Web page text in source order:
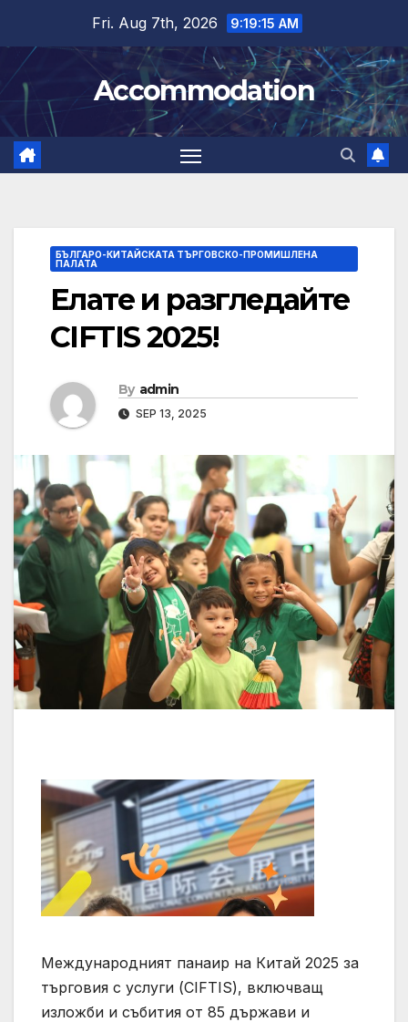
content
Fri. Aug 7th, 2026 9:19:16 AM
Accommodation
БЪЛГАРО-КИТАЙСКАТА ТЪРГОВСКО-ПРОМИШЛЕНА
ПАЛАТА
Елате и разгледайте
CIFTIS 2025!
By admin
SEP 13, 2025
Международният панаир на Китай 2025 за
търговия с услуги (CIFTIS), включващ
изложби и събития от 85 държави и